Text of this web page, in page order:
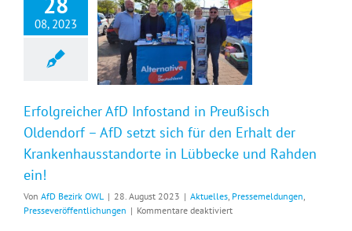
08, 2023
Erfolgreicher AfD Infostand in Preußisch
Oldendorf – AfD setzt sich für den Erhalt der
Krankenhausstandorte in Lübbecke und Rahden
ein!
Von AfD Bezirk OWL | 28. August 2023 | Aktuelles, Pressemeldungen,
Presseveröffentlichungen | Kommentare deaktiviertfür